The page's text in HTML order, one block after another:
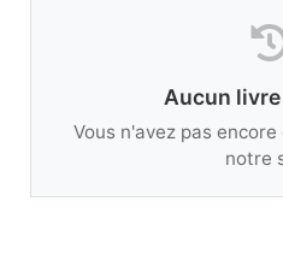
Aucun
Vous n'avez pas
notre